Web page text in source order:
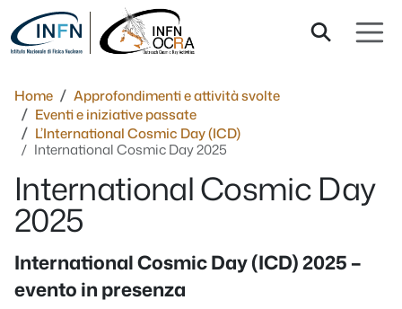
Salta al contenuto
Home
Approfondimenti e attività svolte
Eventi e iniziative passate
L’International Cosmic Day (ICD)
International Cosmic Day 2025
International Cosmic Day
2025
International Cosmic Day (ICD) 2025 –
evento in presenza